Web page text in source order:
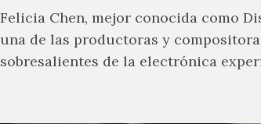
Felicia Chen, mejor conocida como
una de las productoras y
sobresalientes de la electrónica